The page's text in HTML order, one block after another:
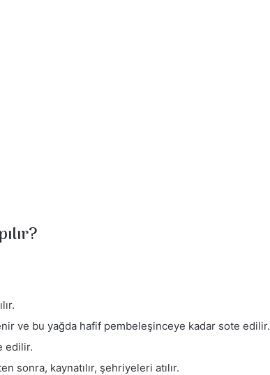
ve bu yağda hafif pembeleşinceye kadar sote edilir.
edilir.
sonra, kaynatılır, şehriyeleri atılır.